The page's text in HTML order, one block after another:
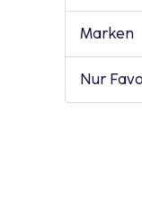
Marken
Nur